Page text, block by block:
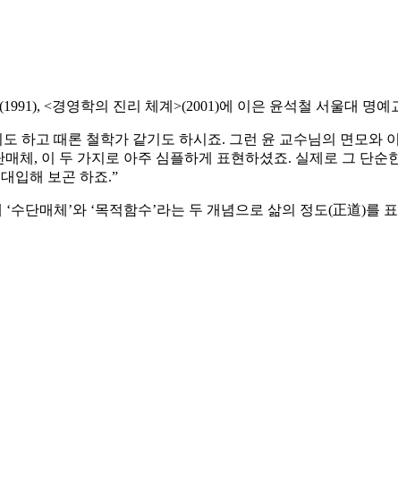
<경영학의 진리 체계>(2001)에 이은 윤석철 서울대 명
하고 때론 철학가 같기도 하시죠. 그런 윤 교수님의 면모와
체, 이 두 가지로 아주 심플하게 표현하셨죠. 실제로 그 단순
입해 보곤 하죠.”
단매체’와 ‘목적함수’라는 두 개념으로 삶의 정도(正道)를